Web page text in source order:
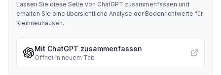
Lassen Sie diese Seite von ChatGPT zusammenfassen und
erhalten Sie eine übersichtliche Analyse der Bodenrichtwerte für
Kleinneuhausen.
Mit ChatGPT zusammenfassen
Öffnet in neuem Tab